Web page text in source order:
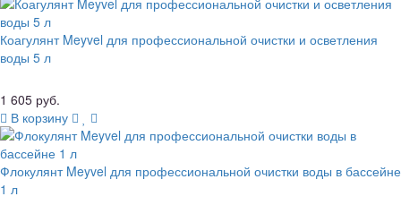
Коагулянт Meyvel для профессиональной очистки и осветления
воды 5 л
1 605 руб.
В корзину
Флокулянт Meyvel для профессиональной очистки воды в бассейне
1 л